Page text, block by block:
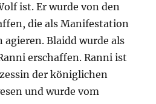
ist. Er wurde von den
die als Manifestation
agieren. Blaidd wurde als
erschaffen. Ranni ist
der königlichen
und wurde vom